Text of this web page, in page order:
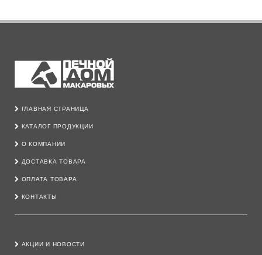
ГЛАВНАЯ СТРАНИЦА
КАТАЛОГ ПРОДУКЦИИ
О КОМПАНИИ
ДОСТАВКА ТОВАРА
ОПЛАТА ТОВАРА
КОНТАКТЫ
АКЦИИ И НОВОСТИ